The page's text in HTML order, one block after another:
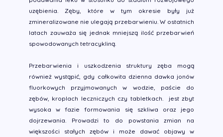
uzębienia. Zęby, które w tym okresie były już
zmineralizowane nie ulegają przebarwieniu. W ostatnich
latach zauważa się jednak mniejszą ilość przebarwień
spowodowanych tetracykliną.
Przebarwienia i uszkodzenia struktury zęba mogą
również wystąpić, gdy całkowita dzienna dawka jonów
fluorkowych przyjmowanych w wodzie, paście do
zębów, kroplach leczniczych czy tabletkach. jest zbyt
wysoka w fazie formowania się szkliwa oraz jego
dojrzewania. Prowadzi to do powstania zmian na
większości stałych zębów i może dawać objawy w